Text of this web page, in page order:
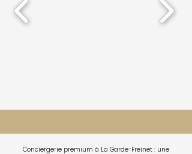
Conciergerie premium à La Garde-Freinet : une